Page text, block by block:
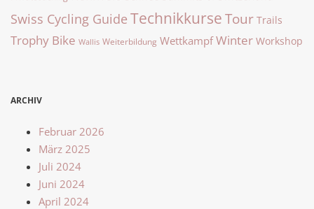
Swiss Cycling Guide TechnikkurseTour Trails
Trophy Bike Wallis Weiterbildung Wettkampf Winter Workshop
ARCHIV
Februar 2026
März 2025
Juli 2024
Juni 2024
April 2024